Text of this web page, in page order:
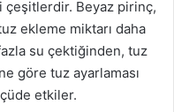
Beyaz pirinç,
ekleme miktarı daha
su çektiğinden, tuz
göre tuz ayarlaması
etkiler.